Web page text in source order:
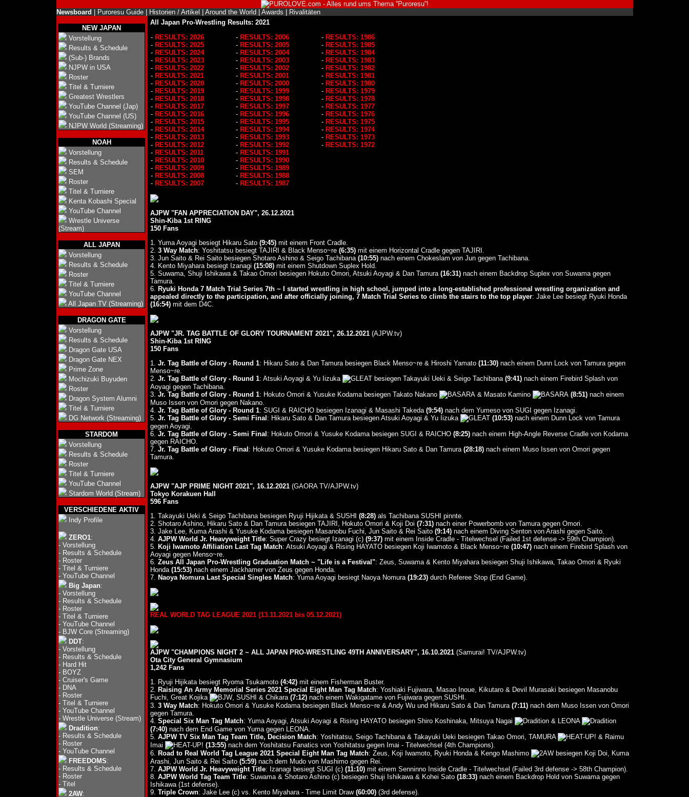
Newsboard Puroresu Guide| Historien / Artikel Around the World Awards Rivalitäten
NEW JAPAN
Vorstellung
Results & Schedule
(Sub-) Brands
NJPW in USA
Roster
Titel & Turniere
Greatest Wrestlers
YouTube Channel (Jap)
YouTube Channel (US)
NJPW World (Streaming)
NOAH
Vorstellung
Results & Schedule
SEM
Roster
Titel & Turniere
Kenta Kobashi Special
YouTube Channel
Wrestle Universe
(Stream)
ALL JAPAN
Vorstellung
Results & Schedule
Roster
Titel & Turniere
YouTube Channel
All Japan TV (Streaming)
DRAGON GATE
Vorstellung
Results & Schedule
Dragon Gate USA
Dragon Gate NEX
Prime Zone
Mochizuki Buyuden
Roster
Dragon System Alumni
Titel & Turniere
DG Network (Streaming)
STARDOM
Vorstellung
Results & Schedule
Roster
Titel & Turniere
YouTube Channel
Stardom World (Stream)
VERSCHIEDENE AKTIV
Indy Profile
ZERO1:
- Vorstellung
- Results & Schedule
- Roster
- Titel & Turniere
- YouTube Channel
Big Japan:
- Vorstellung
- Results & Schedule
- Roster
- Titel & Turniere
- YouTube Channel
- BJW Core (Streaming)
DDT:
- Vorstellung
- Results & Schedule
- Hard Hit
- BOYZ
- Cruiser's Game
- DNA
- Roster
- Titel & Turniere
- YouTube Channel
- Wrestle Universe (Stream)
Dradition:
- Results & Schedule
- Roster
- YouTube Channel
FREEDOMS:
- Results & Schedule
- Roster
- Titel
2AW:
All Japan Pro-Wrestling Results: 2021
- RESULTS: 2026
- RESULTS: 2025
- RESULTS: 2024
- RESULTS: 2023
- RESULTS: 2022
- RESULTS: 2021
- RESULTS: 2020
- RESULTS: 2019
- RESULTS: 2018
- RESULTS: 2017
- RESULTS: 2016
- RESULTS: 2015
- RESULTS: 2014
- RESULTS: 2013
- RESULTS: 2012
- RESULTS: 2011
- RESULTS: 2010
- RESULTS: 2009
- RESULTS: 2008
- RESULTS: 2007
- RESULTS: 2006
- RESULTS: 2005
- RESULTS: 2004
- RESULTS: 2003
- RESULTS: 2002
- RESULTS: 2001
- RESULTS: 2000
- RESULTS: 1999
- RESULTS: 1998
- RESULTS: 1997
- RESULTS: 1996
- RESULTS: 1995
- RESULTS: 1994
- RESULTS: 1993
- RESULTS: 1992
- RESULTS: 1991
- RESULTS: 1990
- RESULTS: 1989
- RESULTS: 1988
- RESULTS: 1987
- RESULTS: 1986
- RESULTS: 1985
- RESULTS: 1984
- RESULTS: 1983
- RESULTS: 1982
- RESULTS: 1981
- RESULTS: 1980
- RESULTS: 1979
- RESULTS: 1978
- RESULTS: 1977
- RESULTS: 1976
- RESULTS: 1975
- RESULTS: 1974
- RESULTS: 1973
- RESULTS: 1972
AJPW "FAN APPRECIATION DAY", 26.12.2021
Shin-Kiba 1st RING
150 Fans
1. Yuma Aoyagi besiegt Hikaru Sato (9:45)mit einem Front Cradle.
2. 3 Way Match: Yoshitatsu besiegt TAJIRI & Black Menso~re (6:35)mit einem Horizontal Cradle gegen TAJIRI.
3. Jun Saito & Rei Saito besiegen Shotaro Ashino & Seigo Tachibana (10:55)nach einem Chokeslam von Jun gegen Tachibana.
4. Kento Miyahara besiegt Izanagi (15:08)mit einem Shutdown Suplex Hold.
5. Suwama, Shuji Ishikawa & Takao Omori besiegen Hokuto Omori, Atsuki Aoyagi & Dan Tamura (16:31)nach einem Backdrop Suplex von Suwama gegen
Tamura.
6. Ryuki Honda 7 Match Trial Series 7th ~ I started wrestling in high school, jumped into a long-established professional wrestling organization and
appealed directly to the participation, and after officially joining, 7 Match Trial Series to climb the stairs to the top player: Jake Lee besiegt Ryuki Honda
(16:54)mit dem D4C.
AJPW "JR. TAG BATTLE OF GLORY TOURNAMENT 2021", 26.12.2021(AJPW.tv)
Shin-Kiba 1st RING
150 Fans
1. Jr. Tag Battle of Glory - Round 1: Hikaru Sato & Dan Tamura besiegen Black Menso~re & Hiroshi Yamato (11:30)nach einem Dunn Lock von Tamura gegen
Menso~re.
2. Jr. Tag Battle of Glory - Round 1: Atsuki Aoyagi & Yu Iizuka besiegen Takayuki Ueki & Seigo Tachibana (9:41)nach einem Firebird Splash von
Aoyagi gegen Tachibana.
3. Jr. Tag Battle of Glory - Round 1: Hokuto Omori & Yusuke Kodama besiegen Takato Nakano & Masato Kamino (8:51)nach einem
Muso Issen von Omori gegen Nakano.
4. Jr. Tag Battle of Glory - Round 1: SUGI & RAICHO besiegen Izanagi & Masashi Takeda (9:54)nach dem Yumeso von SUGI gegen Izanagi.
5. Jr. Tag Battle of Glory - Semi Final : Hikaru Sato & Dan Tamura besiegen Atsuki Aoyagi & Yu Iizuka (10:53)nach einem Dunn Lock von Tamura
gegen Aoyagi.
6. Jr. Tag Battle of Glory - Semi Final : Hokuto Omori & Yusuke Kodama besiegen SUGI & RAICHO (8:25)nach einem High-Angle Reverse Cradle von Kodama
gegen RAICHO.
7. Jr. Tag Battle of Glory - Final : Hokuto Omori & Yusuke Kodama besiegen Hikaru Sato & Dan Tamura (28:18)nach einem Muso Issen von Omori gegen
Tamura.
AJPW "AJP PRIME NIGHT 2021", 16.12.2021(GAORA TV/AJPW.tv)
Tokyo Korakuen Hall
596 Fans
1. Takayuki Ueki & Seigo Tachibana besiegen Ryuji Hijikata & SUSHI (8:28)als Tachibana SUSHI pinnte.
2. Shotaro Ashino, Hikaru Sato & Dan Tamura besiegen TAJIRI, Hokuto Omori & Koji Doi (7:31)nach einer Powerbomb von Tamura gegen Omori.
3. Jake Lee, Kuma Arashi & Yusuke Kodama besiegen Masanobu Fuchi, Jun Saito & Rei Saito (9:14)nach einem Diving Senton von Arashi gegen Saito.
4. AJPW World Jr. Heavyweight Title: Super Crazy besiegt Izanagi (c) (9:37)mit einem Inside Cradle - Titelwechsel (Failed 1st defense -> 59th Champion).
5. Koji Iwamoto Affiliation Last Tag Match: Atsuki Aoyagi & Rising HAYATO besiegen Koji Iwamoto & Black Menso~re (10:47)nach einem Firebird Splash von
Aoyagi gegen Menso~re.
6. Zeus All Japan Pro-Wrestling Graduation Match ~ "Life is a Festival": Zeus, Suwama & Kento Miyahara besiegen Shuji Ishikawa, Takao Omori & Ryuki
Honda (15:53)nach einem Jackhamer von Zeus gegen Honda.
7. Naoya Nomura Last Special Singles Match: Yuma Aoyagi besiegt Naoya Nomura (19:23)durch Referee Stop (End Game).
REAL WORLD TAG LEAGUE 2021 (13.11.2021 bis 05.12.2021)
AJPW "CHAMPIONS NIGHT 2 ~ ALL JAPAN PRO-WRESTLING 49TH ANNIVERSARY", 16.10.2021(Samurai! TV/AJPW.tv)
Ota City General Gymnasium
1,242 Fans
1. Ryuji Hijikata besiegt Ryoma Tsukamoto (4:42)mit einem Fisherman Buster.
2. Raising An Army Memorial Series 2021 Special Eight Man Tag Match: Yoshiaki Fujiwara, Masao Inoue, Kikutaro & Devil Murasaki besiegen Masanobu
Fuchi, Great Kojika
, SUSHI & Chikara (7:12)nach einem Wakigatame von Fujiwara gegen SUSHI.
3. 3 Way Match: Hokuto Omori & Yusuke Kodama besiegen Black Menso~re & Andy Wu und Hikaru Sato & Dan Tamura (7:11)nach dem Muso Issen von Omori
gegen Tamura.
4. Special Six Man Tag Match: Yuma Aoyagi, Atsuki Aoyagi & Rising HAYATO besiegen Shiro Koshinaka, Mitsuya Nagai
& LEONA
(7:40)nach dem End Game von Yuma gegen LEONA.
5. AJPW TV Six Man Tag Team Title, Decision Match: Yoshitatsu, Seigo Tachibana & Takayuki Ueki besiegen Takao Omori, TAMURA
& Raimu
Imai
(13:55)nach dem Yoshitatsu Fanatics von Yoshitatsu gegen Imai - Titelwechsel (4th Champions).
6. Road to Real World Tag League 2021 Special Eight Man Tag Match: Zeus, Koji Iwamoto, Ryuki Honda & Kengo Mashimo
besiegen Koji Doi, Kuma
Arashi, Jun Saito & Rei Saito (5:59)nach dem Mudo von Mashimo gegen Rei.
7. AJPW World Jr. Heavyweight Title: Izanagi besiegt SUGI (c) (11:10)mit einem Senninno Inside Cradle - Titelwechsel (Failed 3rd defense -> 58th Champion).
8. AJPW World Tag Team Title: Suwama & Shotaro Ashino (c) besiegen Shuji Ishikawa & Kohei Sato (18:33)nach einem Backdrop Hold von Suwama gegen
Ishikawa (1st defense).
9. Triple Crown: Jake Lee (c) vs. Kento Miyahara - Time Limit Draw (60:00)(3rd defense).